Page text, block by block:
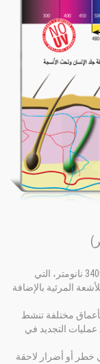
من 480 إلى 3400 نانومتر، التي
المرئية بالإضافة
مختلفة تنشط
عمليات التجديد في
خطر أو أضرار لاحقة